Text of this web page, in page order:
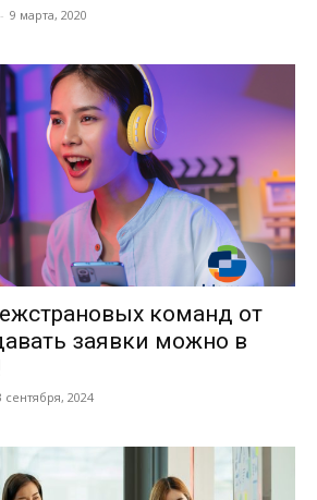
- 9 марта, 2020
команд от
заявки можно в
сентября, 2024